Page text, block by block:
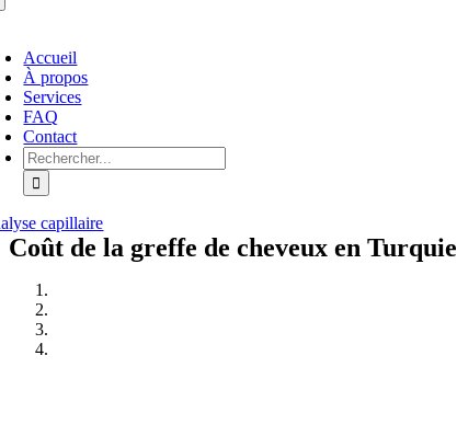
Accueil
À propos
Services
FAQ
Contact
Rechercher :
capillaire
Coût de la greffe de cheveux en Turquie